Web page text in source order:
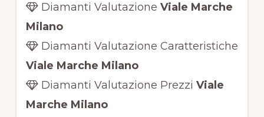
Diamanti Valutazione Viale Marche
Milano
Diamanti Valutazione Caratteristiche
Viale Marche Milano
Diamanti Valutazione Prezzi Viale
Marche Milano